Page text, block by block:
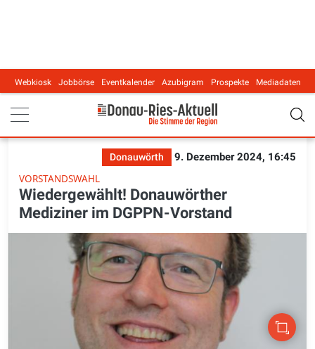
Main navigation
Webkiosk Jobbörse Eventkalender Azubigram Prospekte Mediadaten
Donauwörth
9. Dezember 2024, 16:45
VORSTANDSWAHL
Wiedergewählt! Donauwörther
Mediziner im DGPPN-Vorstand